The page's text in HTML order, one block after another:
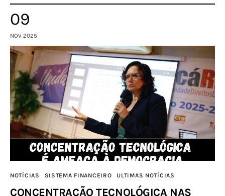
09
NOV 2025
NOTÍCIAS SISTEMA FINANCEIRO ULTIMAS NOTÍCIAS
CONCENTRAÇÃO TECNOLÓGICA NAS